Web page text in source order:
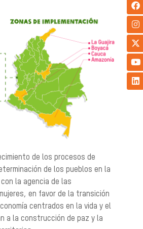
de los procesos de
de los pueblos en la
la agencia de las
en favor de la transición
centrados en la vida y el
a la construcción de paz y la